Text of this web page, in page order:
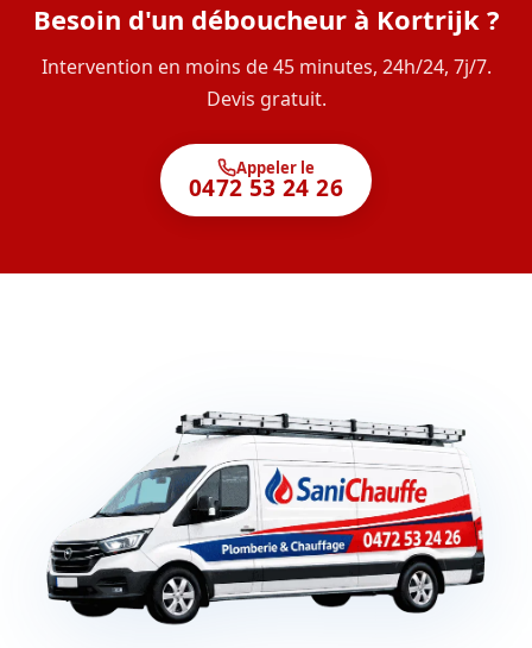
Besoin d'un déboucheur à Kortrijk ?
Intervention en moins de 45 minutes, 24h/24, 7j/7.
Devis gratuit.
Appeler le
0472 53 24 26